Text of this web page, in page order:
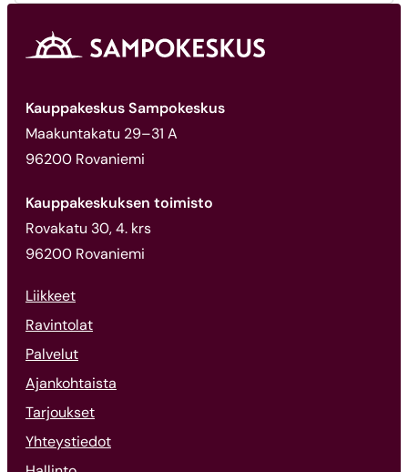
Kauppakeskus Sampokeskus
Maakuntakatu 29–31 A
96200 Rovaniemi
Kauppakeskuksen toimisto
Rovakatu 30, 4. krs
96200 Rovaniemi
Liikkeet
Ravintolat
Palvelut
Ajankohtaista
Tarjoukset
Yhteystiedot